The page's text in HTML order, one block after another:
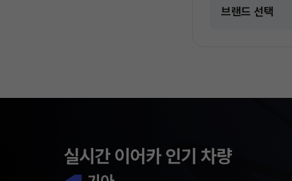
실시간 이어카 인기 차량